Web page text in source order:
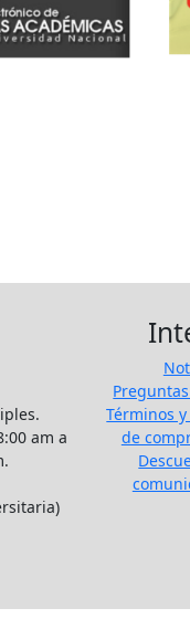
am a
Términos
de